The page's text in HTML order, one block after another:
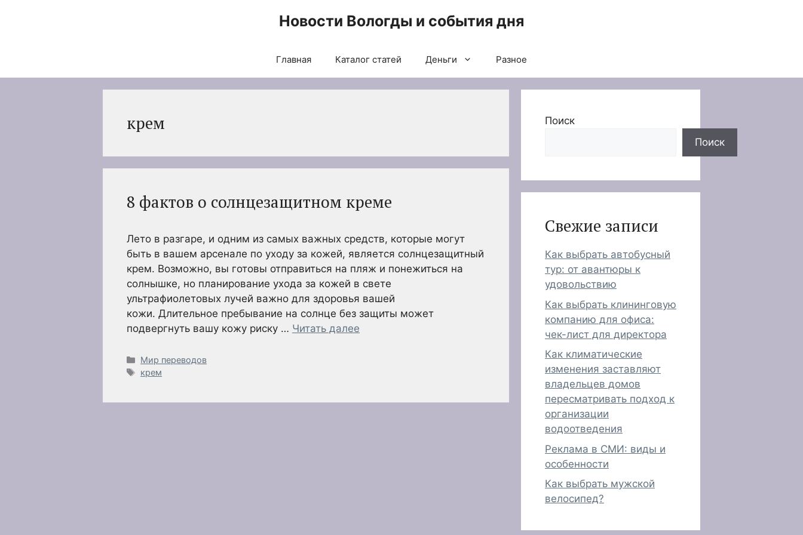
Новости Вологды и события дня
Главная Каталог статей Деньги Разное
крем
8 фактов о солнцезащитном креме
Лето в разгаре, и одним из самых важных средств, которые могут
быть в вашем арсенале по уходу за кожей, является солнцезащитный
крем. Возможно, вы готовы отправиться на пляж и понежиться на
солнышке, но планирование ухода за кожей в свете
ультрафиолетовых лучей важно для здоровья вашей
кожи. Длительное пребывание на солнце без защиты может
подвергнуть вашу кожу риску … Читать далее
Рубрики
Мир переводов
Метки
крем
Поиск
Поиск
Свежие записи
Как выбрать автобусный
тур: от авантюры к
удовольствию
Как выбрать клининговую
компанию для офиса:
чек-лист для директора
Как климатические
изменения заставляют
владельцев домов
пересматривать подход к
организации
водоотведения
Реклама в СМИ: виды и
особенности
Как выбрать мужской
велосипед?